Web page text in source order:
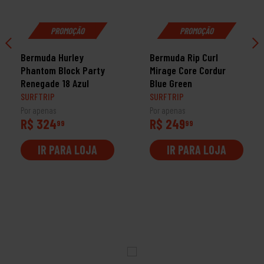
PROMOÇÃO
Bermuda Hurley
Phantom Block Party
Renegade 18 Azul
SURFTRIP
Por apenas
R$ 32499
IR PARA LOJA
PROMOÇÃO
Bermuda Rip Curl
Mirage Core Cordur
Blue Green
SURFTRIP
Por apenas
R$ 24999
IR PARA LOJA